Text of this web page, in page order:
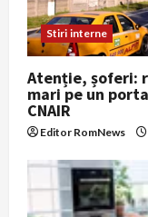
Stiri interne
Atenție, șoferi:
mari pe un
CNAIR
Editor RomNews